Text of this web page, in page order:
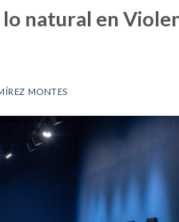
natural en
MONTES